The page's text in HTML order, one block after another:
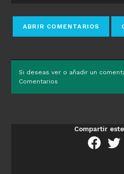
Si deseas ver o añadir un
Comentarios
Compartir